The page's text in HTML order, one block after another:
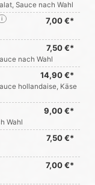
Sauce nach Wahl
7,00 €*
i
7,50 €*
nach Wahl
14,90 €*
hollandaise, Käse
9,00 €*
Wahl
7,50 €*
7,00 €*